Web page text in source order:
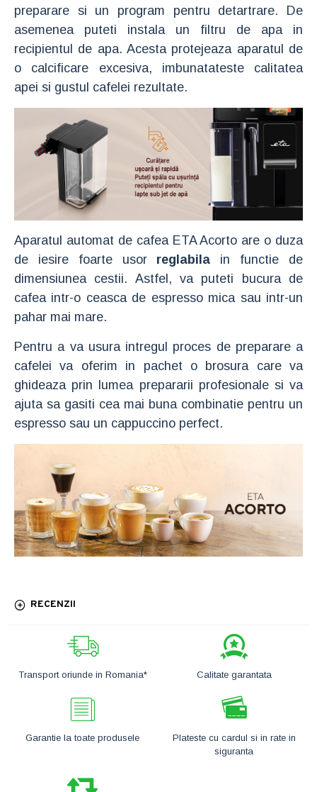
Transport oriunde in Romania* Calitate garantata
Garantie la toate produsele
Plateste cu cardul si in rate in
siguranta
preparare si un program pentru detartrare. De
asemenea puteti instala un filtru de apa in
recipientul de apa. Acesta protejeaza aparatul de
o calcificare excesiva, imbunatateste calitatea
apei si gustul cafelei rezultate.
Aparatul automat de cafea ETA Acorto are o duza
de iesire foarte usor reglabila in functie de
dimensiunea cestii. Astfel, va puteti bucura de
cafea intr-o ceasca de espresso mica sau intr-un
pahar mai mare.
Pentru a va usura intregul proces de preparare a
cafelei va oferim in pachet o brosura care va
ghideaza prin lumea prepararii profesionale si va
ajuta sa gasiti cea mai buna combinatie pentru un
espresso sau un cappuccino perfect.
RECENZII